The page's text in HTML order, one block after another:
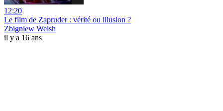
12:20
Le film de Zapruder : vérité ou illusion ?
Zbigniew Welsh
il y a 16 ans